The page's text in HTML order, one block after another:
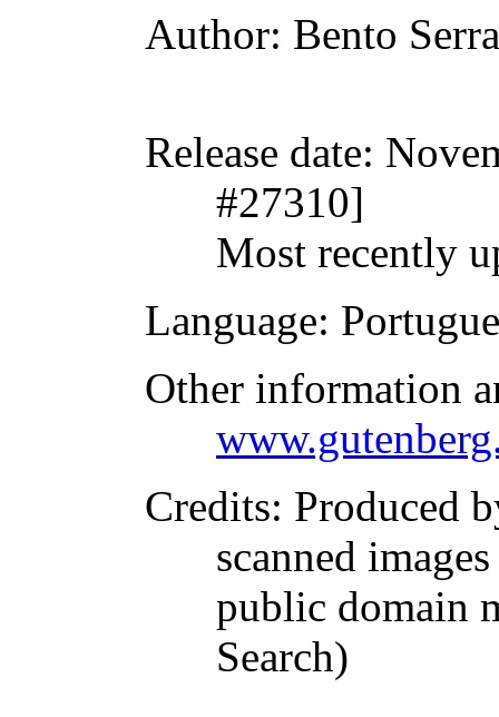
Author: Bento
Release date:
#27310]
Most recently
Language:
Other information
Credits: Produced
scanned
public domain
Search)